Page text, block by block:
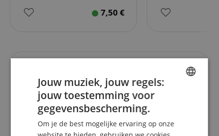
7,50 €
5.0 5.0
Jouw muziek, jouw regels:
jouw toestemming voor
gegevensbescherming.
Om je de best mogelijke ervaring op onze